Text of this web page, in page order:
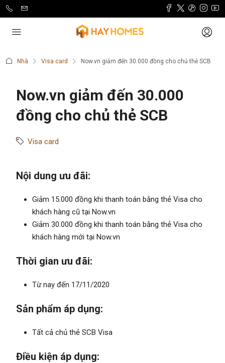
Nhà Visa card Now.vn giảm đến 30.000 đồng cho chủ thẻ SCB
Now.vn giảm đến 30.000
đồng cho chủ thẻ SCB
Visa card
Nội dung ưu đãi:
Giảm 15.000 đồng khi thanh toán bằng thẻ Visa cho
khách hàng cũ tại Now.vn
Giảm 30.000 đồng khi thanh toán bằng thẻ Visa cho
khách hàng mới tại Now.vn
Thời gian ưu đãi:
Từ nay đến 17/11/2020
Sản phẩm áp dụng:
Tất cả chủ thẻ SCB Visa
Điều kiện áp dụng: